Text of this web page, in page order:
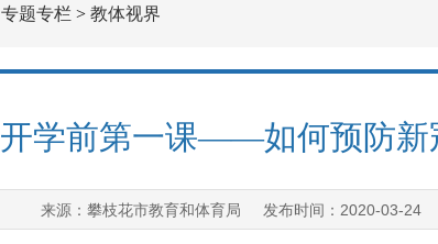
专题专栏 > 教体视界
开学前第一课——如何预防新
来源： 攀枝花市教育和体育局 发布时间： 2020-03-24